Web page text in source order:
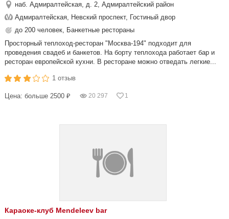
наб. Адмиралтейская, д. 2, Адмиралтейский район
Адмиралтейская, Невский проспект, Гостиный двор
до 200 человек, Банкетные рестораны
Просторный теплоход-ресторан "Москва-194" подходит для
проведения свадеб и банкетов. На борту теплохода работает бар и
ресторан европейской кухни. В ресторане можно отведать легкие...
1 отзыв
Цена: больше 2500 ₽ 20 297 1
Караоке-клуб Mendeleev bar